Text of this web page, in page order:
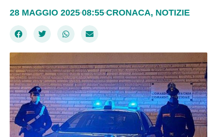
28 MAGGIO 2025 08:55 CRONACA, NOTIZIE